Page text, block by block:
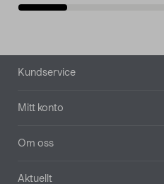
Sidfot
Kundservice
Mitt konto
Om oss
Aktuellt